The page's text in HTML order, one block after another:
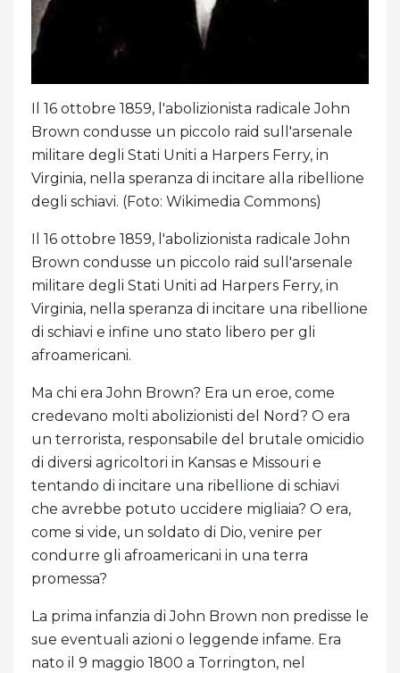
Il 16 ottobre 1859, l'abolizionista radicale John
Brown condusse un piccolo raid sull'arsenale
militare degli Stati Uniti a Harpers Ferry, in
Virginia, nella speranza di incitare alla ribellione
degli schiavi. (Foto: Wikimedia Commons)
Il 16 ottobre 1859, l'abolizionista radicale John
Brown condusse un piccolo raid sull'arsenale
militare degli Stati Uniti ad Harpers Ferry, in
Virginia, nella speranza di incitare una ribellione
di schiavi e infine uno stato libero per gli
afroamericani.
Ma chi era John Brown? Era un eroe, come
credevano molti abolizionisti del Nord? O era
un terrorista, responsabile del brutale omicidio
di diversi agricoltori in Kansas e Missouri e
tentando di incitare una ribellione di schiavi
che avrebbe potuto uccidere migliaia? O era,
come si vide, un soldato di Dio, venire per
condurre gli afroamericani in una terra
promessa?
La prima infanzia di John Brown non predisse le
sue eventuali azioni o leggende infame. Era
nato il 9 maggio 1800 a Torrington, nel